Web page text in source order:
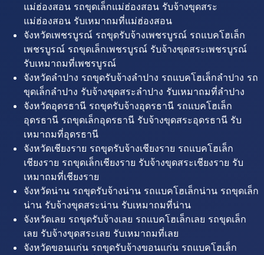
แม่ฮ่องสอน รถขุดเล็กแม่ฮ่องสอน รับจ้างขุดสระ
แม่ฮ่องสอน รับเหมาถมที่แม่ฮ่องสอน
จังหวัดเพชรบูรณ์ รถขุดรับจ้างเพชรบูรณ์ รถแบคโฮเล็ก
เพชรบูรณ์ รถขุดเล็กเพชรบูรณ์ รับจ้างขุดสระเพชรบูรณ์
รับเหมาถมที่เพชรบูรณ์
จังหวัดลำปาง รถขุดรับจ้างลำปาง รถแบคโฮเล็กลำปาง รถ
ขุดเล็กลำปาง รับจ้างขุดสระลำปาง รับเหมาถมที่ลำปาง
จังหวัดอุดรธานี รถขุดรับจ้างอุดรธานี รถแบคโฮเล็ก
อุดรธานี รถขุดเล็กอุดรธานี รับจ้างขุดสระอุดรธานี รับ
เหมาถมที่อุดรธานี
จังหวัดเชียงราย รถขุดรับจ้างเชียงราย รถแบคโฮเล็ก
เชียงราย รถขุดเล็กเชียงราย รับจ้างขุดสระเชียงราย รับ
เหมาถมที่เชียงราย
จังหวัดน่าน รถขุดรับจ้างน่าน รถแบคโฮเล็กน่าน รถขุดเล็ก
น่าน รับจ้างขุดสระน่าน รับเหมาถมที่น่าน
จังหวัดเลย รถขุดรับจ้างเลย รถแบคโฮเล็กเลย รถขุดเล็ก
เลย รับจ้างขุดสระเลย รับเหมาถมที่เลย
จังหวัดขอนแก่น รถขุดรับจ้างขอนแก่น รถแบคโฮเล็ก